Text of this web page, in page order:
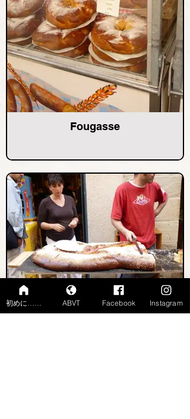
Fougasse
初めに…… ABVT Facebook Instagram